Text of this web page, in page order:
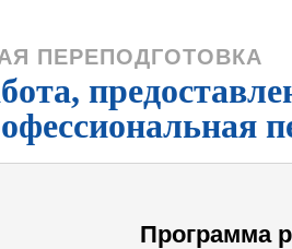
ПЕРЕПОДГОТОВКА
Программа